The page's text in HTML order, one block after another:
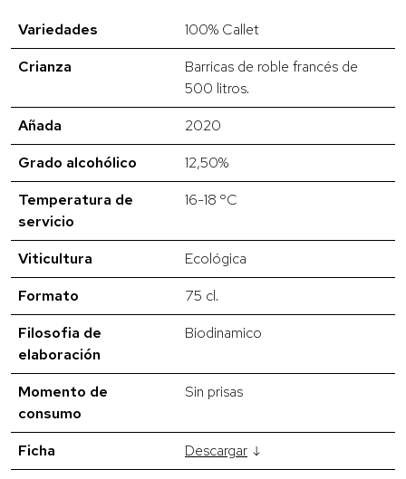
Variedades
100% Callet
Crianza
Barricas de roble francés de
500 litros.
Añada
2020
Grado alcohólico
12,50%
Temperatura de
servicio
16-18 ºC
Viticultura
Ecológica
Formato
75 cl.
Filosofia de
elaboración
Biodinamico
Momento de
consumo
Sin prisas
Ficha Descargar